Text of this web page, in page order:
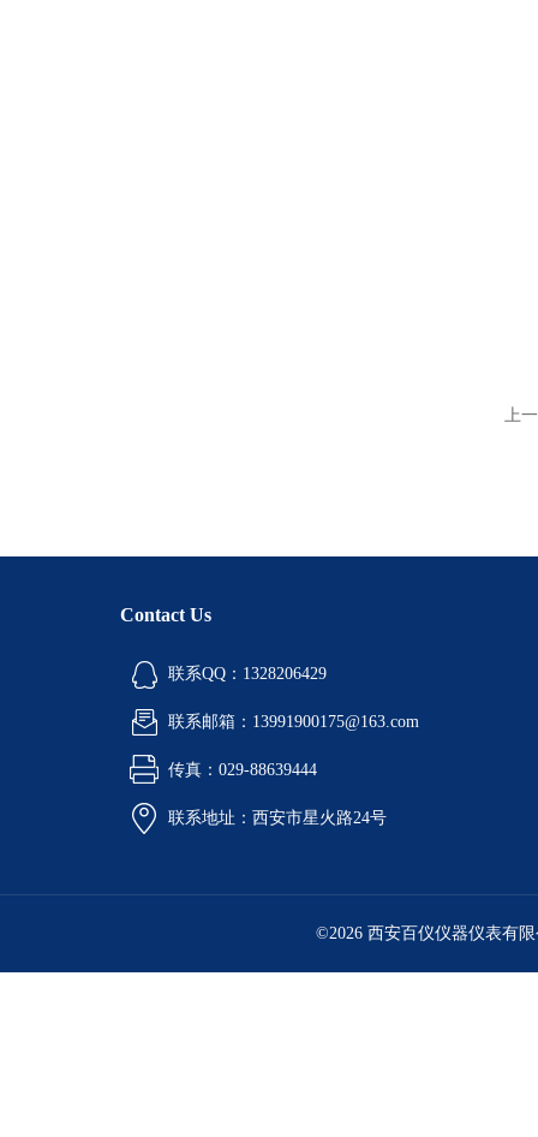
上
Contact Us
联系QQ：1328206429
联系邮箱：13991900175@163.com
传真：029-88639444
联系地址：西安市星火路24号
©2026 西安百仪仪器仪表有